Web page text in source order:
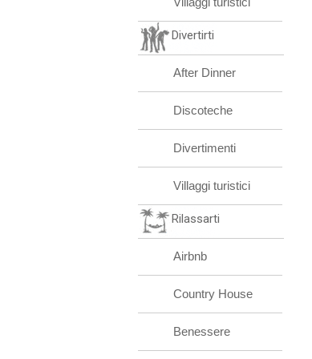
Divertirti
After Dinner
Discoteche
Divertimenti
Villaggi turistici
Rilassarti
Airbnb
Country House
Benessere